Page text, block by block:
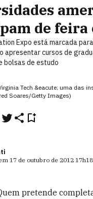
de feira
Expo está marcada
apresentar cursos de
bolsas de estudo
Tech &eacute; uma das
Soares/Getty Images)
17 de outubro de 2012 17h18
pretende